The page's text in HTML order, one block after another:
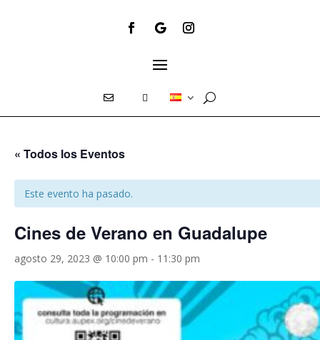
« Todos los Eventos
Este evento ha pasado.
Cines de Verano en Guadalupe
agosto 29, 2023 @ 10:00 pm - 11:30 pm